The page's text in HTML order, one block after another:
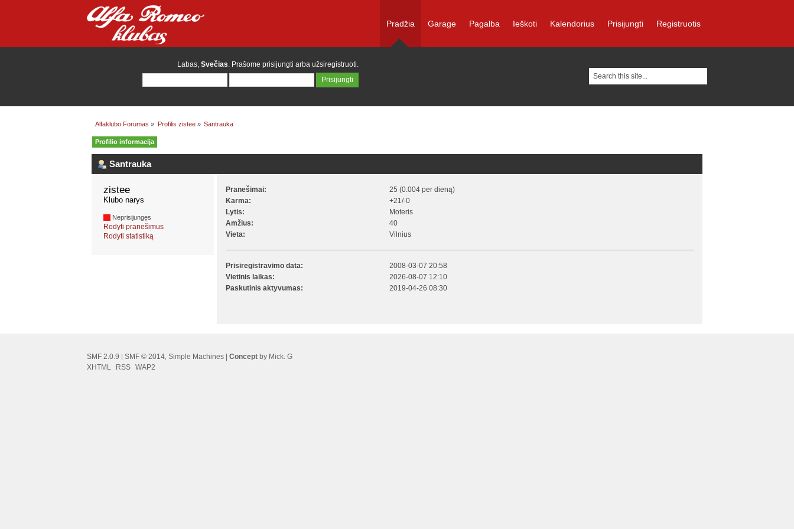
Pradžia Garage Pagalba Ieškoti Kalendorius Prisijungti Registruotis
Labas, Svečias. Prašome prisijungti arba užsiregistruoti.
Alfaklubo Forumas » Profilis zistee» Santrauka
Profilio informacija
Santrauka
zistee
Klubo narys
Neprisijungęs
Rodyti pranešimus
Rodyti statistiką
Pranešimai:
25 (0.004 per dieną)
Karma:
+21/-0
Lytis:
Moteris
Amžius:
40
Vieta:
Vilnius
Prisiregistravimo data:
2008-03-07 20:58
Vietinis laikas:
2026-08-07 12:10
Paskutinis aktyvumas:
2019-04-26 08:30
SMF 2.0.9 SMF © 2014 Simple Machines Concept by Mick. G
XHTML
RSS WAP2